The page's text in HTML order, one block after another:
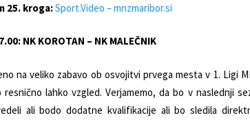
25. kroga:Sport.Video – mnzmaribor.si
NK KOROTAN – NK MALEČNIK
na veliko zabavo ob osvojitvi prvega mesta v 1. Ligi
lahko vzgled. Verjamemo, da bo v naslednji
ali bodo dodatne kvalifikacije ali bo sledila